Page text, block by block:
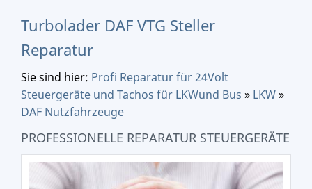
Turbolader DAF VTG Steller
Reparatur
Sie sind hier: Profi Reparatur für 24Volt
Steuergeräte und Tachos für LKWund Bus » LKW»
DAF Nutzfahrzeuge
PROFESSIONELLE REPARATUR STEUERGERÄTE